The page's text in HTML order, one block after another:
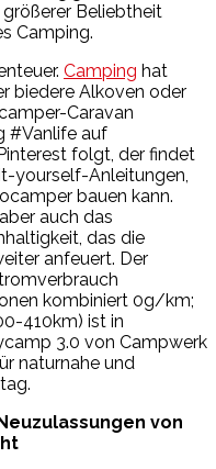
größerer Beliebtheit
Camping.
Camping hat
biedere Alkoven oder
Caravan
#Vanlife auf
folgt, der findet
yourself-Anleitungen,
bauen kann.
auch das
das die
anfeuert. Der
kombiniert 0g/km;
410km) ist in
3.0 von Campwerk
naturnahe und
von